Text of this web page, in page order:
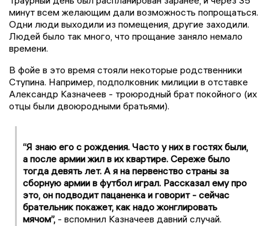
минут всем желающим дали возможность попрощаться.
Одни люди выходили из помещения, другие заходили.
Людей было так много, что прощание заняло немало
времени.
В фойе в это время стояли некоторые родственники
Ступина. Например, подполковник милиции в отставке
Александр Казначеев - троюродный брат покойного (их
отцы были двоюродными братьями).
“Я знаю его с рождения. Часто у них в гостях были,
а после армии жил в их квартире. Сереже было
тогда девять лет. А я на первенство страны за
сборную армии в футбол играл. Рассказал ему про
это, он подводит пацаненка и говорит - сейчас
брательник покажет, как надо жонглировать
мячом”, - вспомнил Казначеев давний случай.